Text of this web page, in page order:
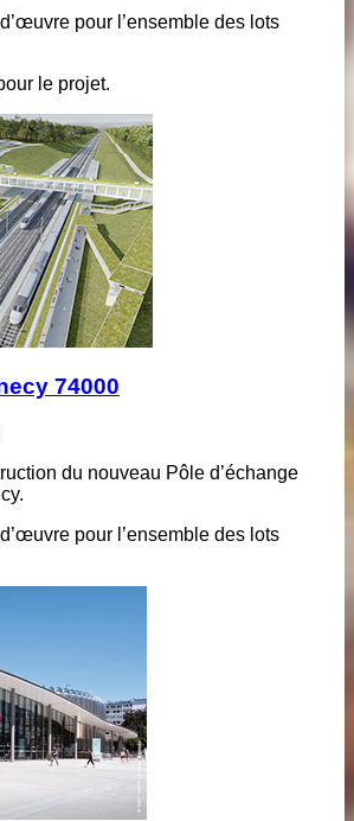
pour l’ensemble des lots
le projet.
74000
du nouveau Pôle d’échange
pour l’ensemble des lots